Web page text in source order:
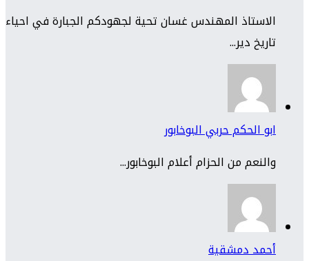
الاستاذ المهندس غسان تحية لجهودكم الجبارة في احياء
تاريخ دير...
ابو الحكم حربي البوخابور
والنعم من الحزام أعلام البوخابور...
أحمد دمشقية